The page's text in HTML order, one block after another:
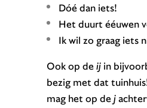
Dóé dan iets!
Het duurt ééuwen
Ik wil zo graag iets
Ook op deijin
bezig met dat
mag het op dej